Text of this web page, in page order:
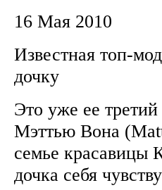
16 Мая 2010
Известная топ-
дочку
Это уже ее
Мэттью Вона
семье красавицы
дочка себя